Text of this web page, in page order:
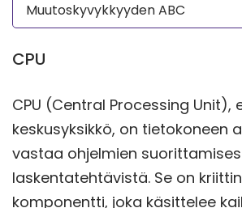
Muutoskyvykkyyden ABC
CPU
CPU (Central Processing Unit),
keskusyksikkö, on tietokoneen
vastaa ohjelmien
laskentatehtävistä. Se on
komponentti, joka käsittelee